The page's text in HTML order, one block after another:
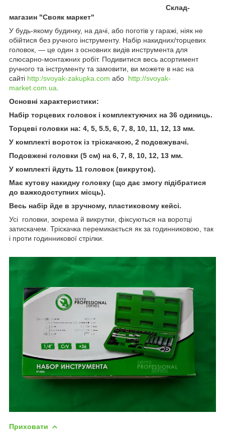
Склад-
магазин "Свояк маркет"
У будь-якому будинку, на дачі, або поготів у гаражі, ніяк не
обійтися без ручного інструменту. Набір накидних/торцевих
головок, — це один з основних видів инструмента для
слюсарно-монтажних робіт. Подивитися весь асортимент
ручного та інструменту та замовити, ви можете в нас на
сайті http:/svoyak-zakupka.com або http://svoyak-
market.com.ua
Основні характеристики:
Набір торцевих головок і комплектуючих на 36 одиниць.
Торцеві головки на: 4, 5, 5.5, 6, 7, 8, 10, 11, 12, 13 мм.
У комплекті вороток із тріскачкою, 2 подовжувачі.
Подовжені головки (5 см) на 6, 7, 8, 10, 12, 13 мм.
У комплекті йдуть 11 головок (викруток).
Має кутову накидну головку (що дає змогу підібратися
до важкодоступних місць).
Весь набір йде в зручному, пластиковому кейсі.
Усі головки, зокрема й викрутки, фіксуються на воротці
затискачем. Тріскачка перемикається як за годинниковою, так
і проти годинникової стрілки.
Приховати